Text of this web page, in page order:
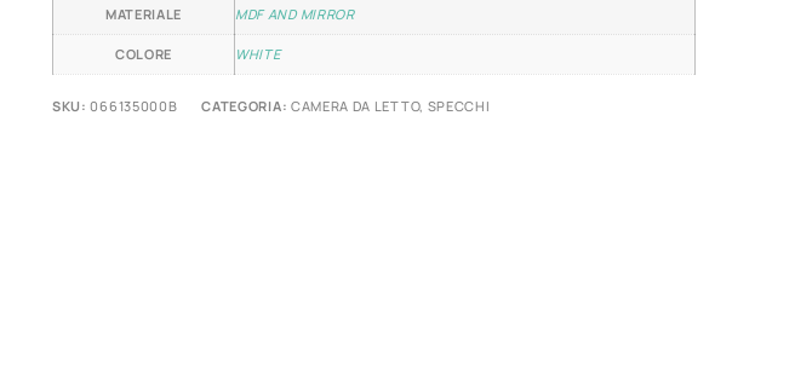
MATERIALE MDF AND MIRROR
COLORE WHITE
SKU:066135000B CATEGORIA: CAMERA DA LETTO, SPECCHI